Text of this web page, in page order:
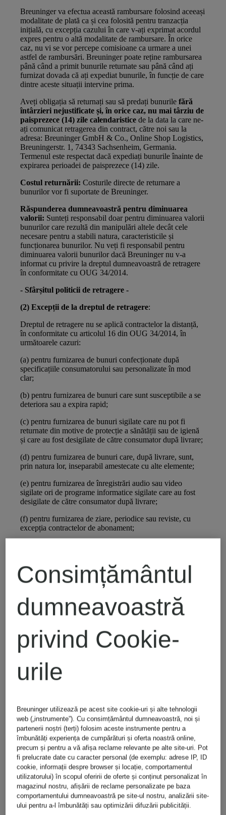
Breuninger va efectua această rambursare folosind aceeași
modalitate de plată ca și cea folosită pentru tranzacția
inițială, cu excepția cazului în care v-ați exprimat acordul
expres pentru o altă modalitate de rambursare. În orice
caz, nu vi se vor percepe comisioane ca urmare a unei
astfel de rambursări. Breuninger poate reține rambursarea
până când a primit bunurile returnate sau până când ați
furnizat dovada că ați expediat bunurile, în funcție de care
dintre aceste situații intervine prima.
Aveți obligația să returnați sau să predați bunurile fără
întârzieri nejustificate și, în orice caz, nu mai târziu de
paisprezece (14) zile calendaristice de la data la care ne-
ați comunicat retragerea din contract, către noi sau la
adresa: Breuninger GmbH & Co., Online Shop Logistics,
Breuningerstr. 1, 74343 Sachsenheim, Germania.
Termenul este respectat dacă expediați bunurile înainte de
expirarea perioadei de paisprezece (14) zile.
Costul returnării: Costurile directe de returnare a
bunurilor vor fi suportate de Breuninger.
Răspunderea dumneavoastră pentru diminuarea
valorii: Sunteți responsabil doar pentru diminuarea valorii
bunurilor care rezultă din manipulări altele decât cele
necesare pentru a stabili natura, caracteristicile și
funcționarea bunurilor. Nu veți fi responsabil pentru
diminuarea valorii bunurilor dacă Breuninger nu v-a
informat cu privire la dreptul dumneavoastră de retragere
în conformitate cu OUG 34/2014.
- Sfârșitul politicii de retragere -
(2) Excepții de la dreptul de retragere:
Dreptul de retragere nu se aplică contractelor la distanță,
în conformitate cu articolul 16 din OUG 34/2014, în
următoarele cazuri:
(a) pentru furnizarea de bunuri confecționate după
specificațiile consumatorului sau personalizate în mod
clar;
(b) pentru furnizarea de bunuri care sunt susceptibile a se
deteriora sau a expira rapid;
(c) pentru furnizarea de bunuri sigilate care nu pot fi
returnate din motive de protecție a sănătății sau de igienă
și care au fost desigilate de către consumator după livrare;
(d) pentru furnizarea de bunuri care, după livrare, sunt,
prin natura lor, inseparabil amestecate cu alte elemente;
(e) pentru furnizarea de înregistrări audio sau video
sigilate ori de programe informatice sigilate care au fost
desigilate de către consumator după livrare;
(f) pentru furnizarea de ziare, periodice sau reviste, cu
excepția contractelor de abonament;
acordul expres prealabil al consumatorului și cu
confirmarea faptului că acesta a luat cunoștință că își va
pierde astfel dreptul de retragere.
(3) Dacă Breuninger nu furnizează informațiile necesare
privind dreptul de retragere, perioada de retragere se
prelungește cu 12 luni de la sfârșitul perioadei inițiale de
decursul celor 12 luni, perioada de retragere se încheie la
14 zile după data la care consumatorul primește
informațiile.
Secțiunea 4 Dreptul voluntar de returnare
vă acordă un drept voluntar de returnare în următoarele
condiții. Acest drept voluntar de returnare vă oferă
opțiunea de a vă retrage din contract într-un termen de 30
de zile calendaristice. Acest termen începe să curgă în ziua
următoare recepționării bunurilor.
(2)Pentru a beneficia de dreptul voluntar de returnare,
trebuie să returnați bunurile către Breuninger în termenul
menționat mai sus.
Returnarea bunurilor trebuie efectuată la adresa
Breuninger indicată în documentele de returnare incluse la
Consimțământul
dumneavoastră
privind Cookie-
urile
Breuninger utilizează pe acest site cookie-uri și alte tehnologii
web („instrumente”). Cu consimțământul dumneavoastră, noi și
partenerii noștri (terți) folosim aceste instrumente pentru a
îmbunătăți experiența de cumpărături și oferta noastră online,
precum și pentru a vă afișa reclame relevante pe alte site-uri. Pot
fi prelucrate date cu caracter personal (de exemplu: adrese IP, ID
cookie, informații despre browser și locație, comportamentul
utilizatorului) în scopul oferirii de oferte și conținut personalizat în
magazinul nostru, afișării de reclame personalizate pe baza
comportamentului dumneavoastră pe site-ul nostru, analizării site-
ului pentru a-l îmbunătăți sau optimizării difuzării publicității.